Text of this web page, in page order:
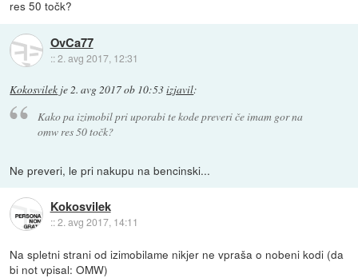
res 50 točk?
OvCa77
::2. avg 2017, 12:31
Kokosvilek je2. avg 2017 ob 10:53izjavil:
Kako pa izimobil pri uporabi te kode preveri če imam gor na
omw res 50 točk?
Ne preveri, le pri nakupu na bencinski...
Kokosvilek
::2. avg 2017, 14:11
Na spletni strani od izimobilame nikjer ne vpraša o nobeni kodi (da
bi not vpisal: OMW)